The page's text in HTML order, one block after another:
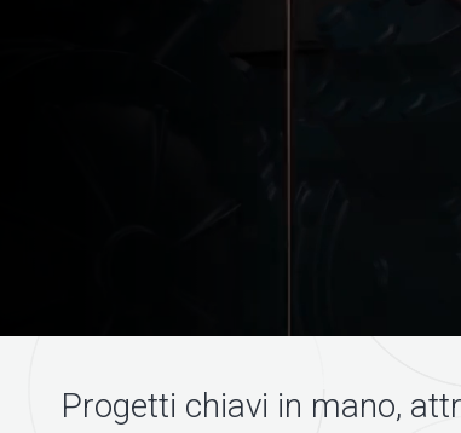
Progetti chiavi in mano,